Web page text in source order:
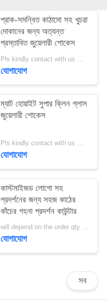
প্রাক-সমন্বিত কাঠামো সহ খুচরা
দোকানের জন্য অত্যন্ত
প্রস্তাবিত জুয়েলারী শোকেস
Pls kindly contact with us MOQ:1 দোকান বা 5 সেট / গহনার দোকান আসবাবপত্র
যোগাযোগ
ম্যাট হোয়াইট সুপার ক্লিন গ্লাস
জুয়েলারী শোকেস
Pls kindly contact with us MOQ:1 দোকান বা 5 সেট / গহনার দোকান আসবাবপত্র
যোগাযোগ
কাস্টমাইজড লোগো সহ
প্রদর্শনের জন্য সহজ কাঠের
কাঁচের গহনা প্রদর্শন কাউন্টার
will depend on the order qty MOQ:10 পিসি / জুয়েলারী ডিসপ্লে কাউন্টার
যোগাযোগ
সব